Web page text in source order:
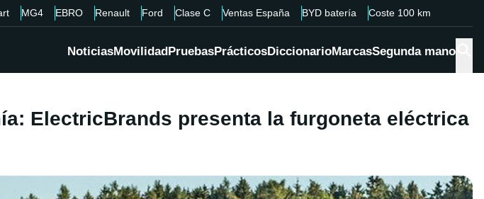
MG4 EBRO Renault Ford Clase C Ventas España BYD batería Coste 100 km
NoticiasMovilidadPruebasPrácticosDiccionarioMarcasSegunda mano
ElectricBrands presenta la furgoneta eléctrica